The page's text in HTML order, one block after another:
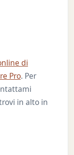
di
Pro. Per
in alto in